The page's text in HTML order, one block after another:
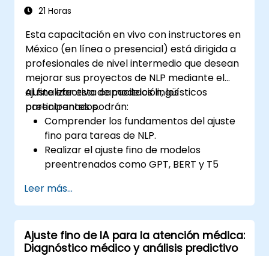
21 Horas
Esta capacitación en vivo con instructores en
México (en línea o presencial) está dirigida a
profesionales de nivel intermedio que desean
mejorar sus proyectos de NLP mediante el
ajuste efectivo de modelos lingüísticos
preentrenados.
Al finalizar esta capacitación, los
participantes podrán:
Comprender los fundamentos del ajuste
fino para tareas de NLP.
Realizar el ajuste fino de modelos
preentrenados como GPT, BERT y T5
Optimizar hiperparámetros para mejorar
el rendimiento del modelo.
Evaluar e implementar modelos ajustados
en escenarios del mundo real.
Leer más...
Ajuste fino de IA para la atención médica:
Diagnóstico médico y análisis predictivo